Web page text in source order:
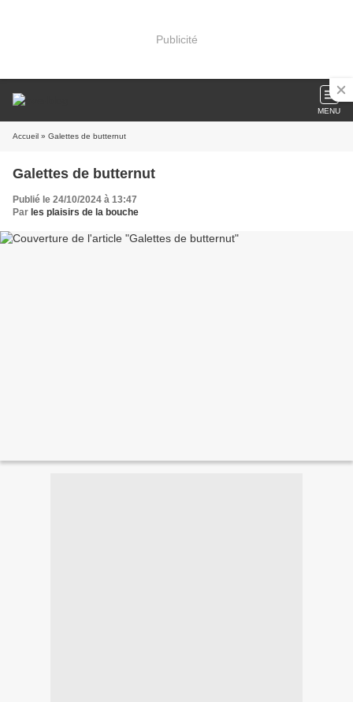
Publicité
MENU
Accueil » Galettes de butternut
Galettes de butternut
Publié le 24/10/2024 à 13:47
Par les plaisirs de la bouche